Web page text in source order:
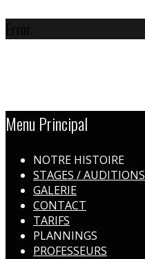
Error
Menu Principal
NOTRE HISTOIRE
STAGES / AUDITIONS
GALERIE
CONTACT
TARIFS
PLANNINGS
PROFESSEURS